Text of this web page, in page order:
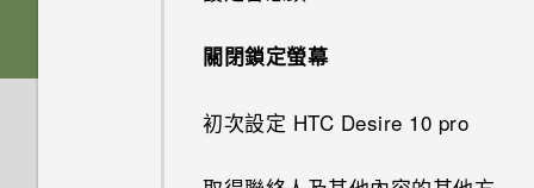
音效
完全個人專屬
Nano SIM 卡
SD 卡
為電池充電
輸入文字
關閉鎖定螢幕
初次設定 HTC Desire 10 pro